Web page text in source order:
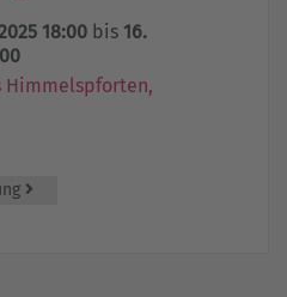
18:00 bis 16.
Himmelspforten,